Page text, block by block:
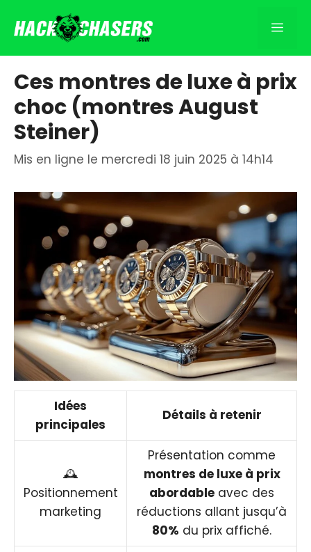
au
Ces montres de luxe à prix
choc (montres August
Steiner)
Mis en ligne le mercredi 18 juin 2025 à 14h14
Idées
principales
Détails à retenir
🕰️
Positionnement
marketing
Présentation comme
montres de luxe à prix
abordable avec des
réductions allant jusqu’à
80% du prix affiché.